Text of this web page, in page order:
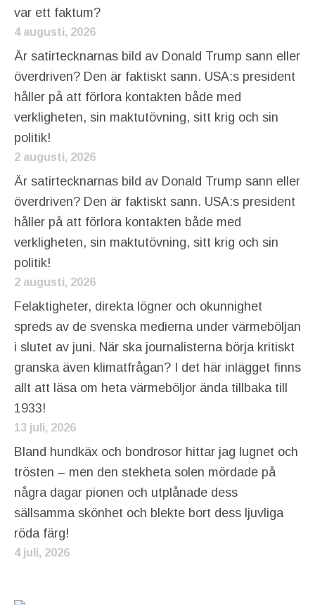
var ett faktum?
4 augusti, 2026
Är satirtecknarnas bild av Donald Trump sann eller
överdriven? Den är faktiskt sann. USA:s president
håller på att förlora kontakten både med
verkligheten, sin maktutövning, sitt krig och sin
politik!
2 augusti, 2026
Är satirtecknarnas bild av Donald Trump sann eller
överdriven? Den är faktiskt sann. USA:s president
håller på att förlora kontakten både med
verkligheten, sin maktutövning, sitt krig och sin
politik!
2 augusti, 2026
Felaktigheter, direkta lögner och okunnighet
spreds av de svenska medierna under värmeböljan
i slutet av juni. När ska journalisterna börja kritiskt
granska även klimatfrågan? I det här inlägget finns
allt att läsa om heta värmeböljor ända tillbaka till
1933!
13 juli, 2026
Bland hundkäx och bondrosor hittar jag lugnet och
trösten – men den stekheta solen mördade på
några dagar pionen och utplånade dess
sällsamma skönhet och blekte bort dess ljuvliga
röda färg!
4 juli, 2026